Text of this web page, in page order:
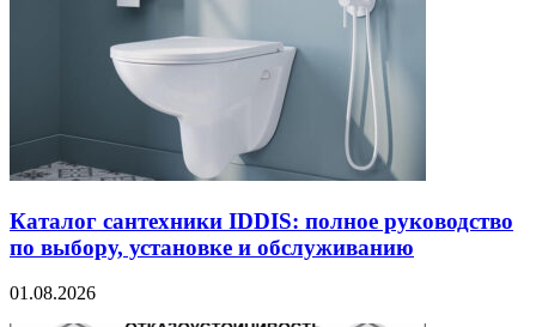
Каталог сантехники IDDIS: полное руководство
по выбору, установке и обслуживанию
01.08.2026